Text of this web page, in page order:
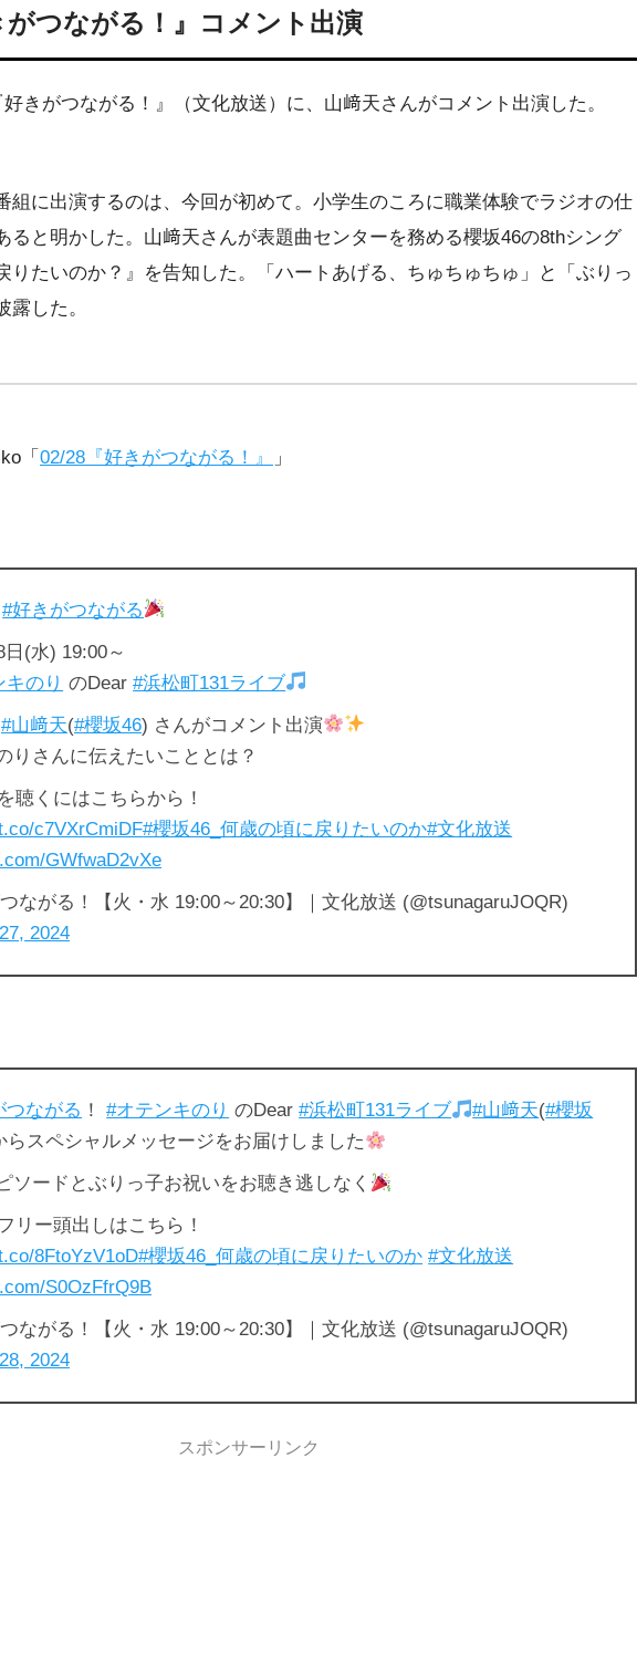
がつながる！』コメント出演
きがつながる！』（文化放送）に、山﨑天さんがコメント出演した。
組に出演するのは、今回が初めて。小学生のころに職業体験でラジオの仕
ると明かした。山﨑天さんが表題曲センターを務める櫻坂46の8thシング
りたいのか？』を告知した。「ハートあげる、ちゅちゅちゅ」と「ぶりっ
露した。
「 02/28『好きがつながる！』 」
#好きがつながる
(水) 19:00～
キのり のDear#浜松町131ライブ
#山﨑天(#櫻坂46) さんがコメント出演
りさんに伝えたいこととは？
聴くにはこちらから！
c7VXrCmiDF#櫻坂46_何歳の頃に戻りたいのか#文化放送
GWfwaD2vXe
ながる！【火・水 19:00～20:30】｜文化放送 (@tsunagaruJOQR)
2024
つながる ！#オテンキのり のDear#浜松町131ライブ #山﨑天(#櫻坂
らスペシャルメッセージをお届けしました
ソードとぶりっ子お祝いをお聴き逃しなく
リー頭出しはこちら！
8FtoYzV1oD#櫻坂46_何歳の頃に戻りたいのか #文化放送
S0OzFfrQ9B
ながる！【火・水 19:00～20:30】｜文化放送 (@tsunagaruJOQR)
2024
スポンサーリンク